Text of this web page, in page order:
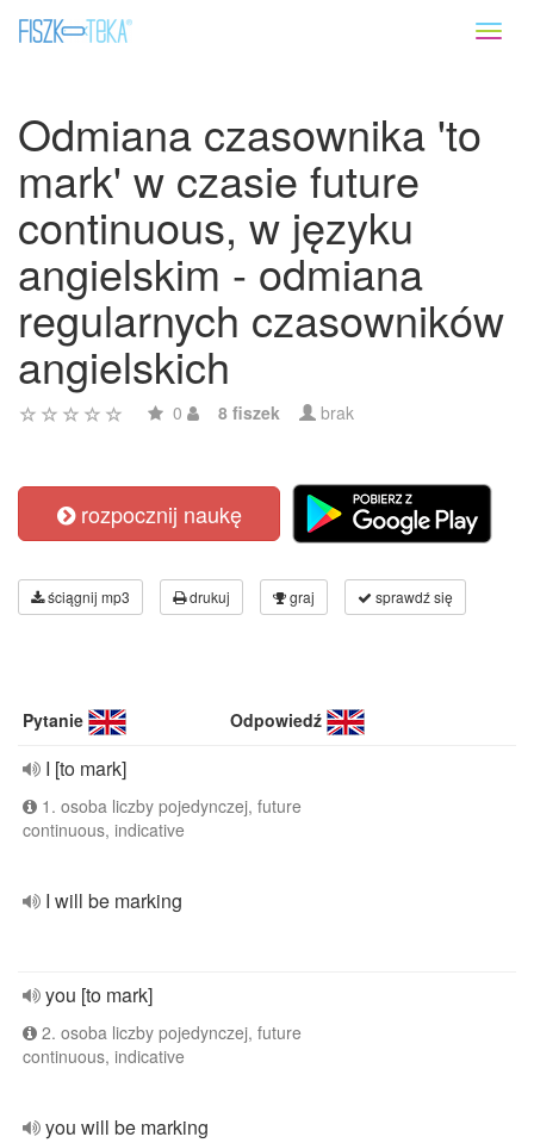
Odmiana czasownika 'to
mark' w czasie future
continuous, w języku
angielskim - odmiana
regularnych czasowników
angielskich
0 8 fiszek brak
rozpocznij naukę
ściągnij mp3 drukuj graj sprawdź się
Pytanie Odpowiedź
I [to mark]
1. osoba liczby pojedynczej, future
continuous, indicative
I will be marking
you [to mark]
2. osoba liczby pojedynczej, future
continuous, indicative
you will be marking